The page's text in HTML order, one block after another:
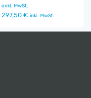
exkl. MwSt.
297,50 € inkl. MwSt.